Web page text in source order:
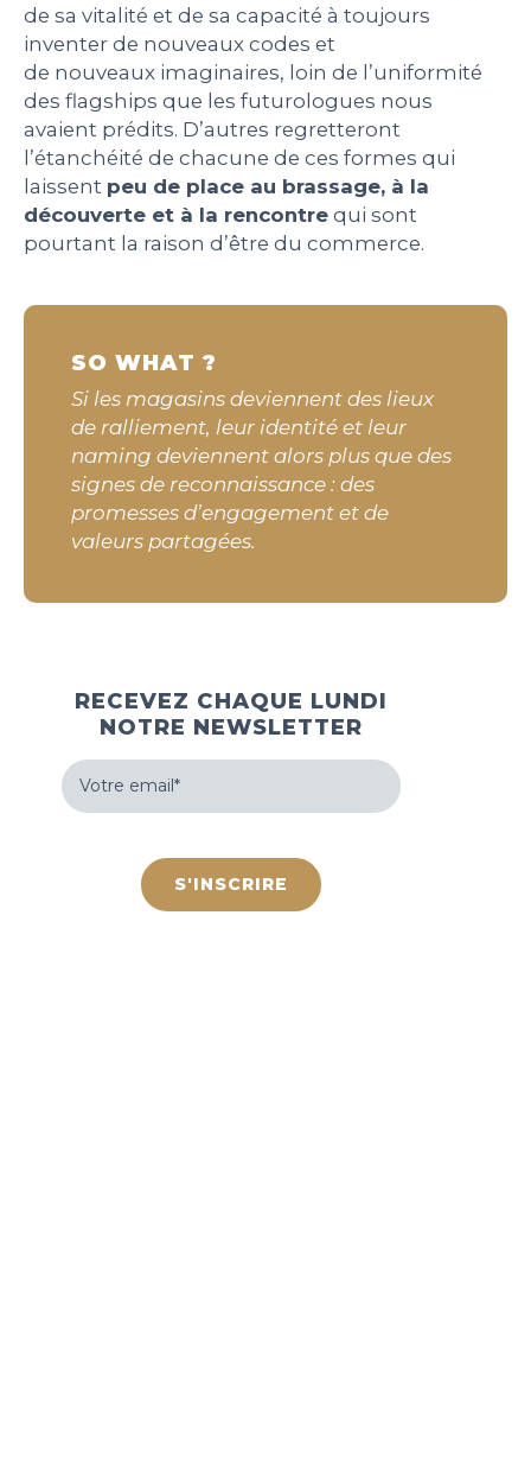
RECEVEZ CHAQUE LUNDI
NOTRE NEWSLETTER
Votre
email
(Nécessaire)
de sa vitalité et de sa capacité à toujours
inventer de nouveaux codes et
de nouveaux imaginaires, loin de l’uniformité
des flagships que les futurologues nous
avaient prédits. D’autres regretteront
l’étanchéité de chacune de ces formes qui
laissent peu de place au brassage, à la
découverte et à la rencontre qui sont
pourtant la raison d’être du commerce.
SO WHAT ?
Si les magasins deviennent des lieux
de ralliement, leur identité et leur
naming deviennent alors plus que des
signes de reconnaissance : des
promesses d’engagement et de
valeurs partagées.